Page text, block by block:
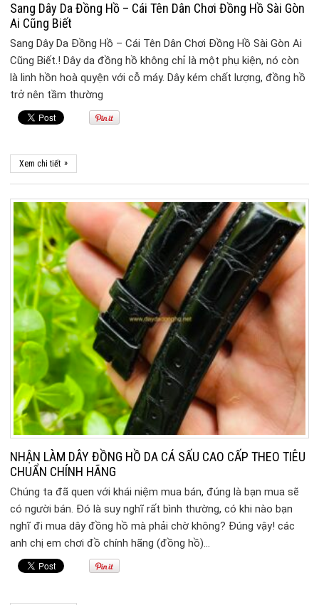
Sang Dây Da Đồng Hồ – Cái Tên Dân Chơi Đồng Hồ Sài Gòn
Ai Cũng Biết
Sang Dây Da Đồng Hồ – Cái Tên Dân Chơi Đồng Hồ Sài Gòn Ai
Cũng Biết.! Dây da đồng hồ không chỉ là một phụ kiện, nó còn
là linh hồn hoà quyện với cỗ máy. Dây kém chất lượng, đồng hồ
trở nên tầm thường
Xem chi tiết »
NHẬN LÀM DÂY ĐỒNG HỒ DA CÁ SẤU CAO CẤP THEO TIÊU
CHUẨN CHÍNH HÃNG
Chúng ta đã quen với khái niệm mua bán, đúng là bạn mua sẽ
có người bán. Đó là suy nghĩ rất bình thường, có khi nào bạn
nghĩ đi mua dây đồng hồ mà phải chờ không? Đúng vậy! các
anh chị em chơi đồ chính hãng (đồng hồ)…